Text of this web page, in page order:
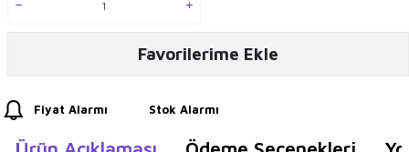
Favorilerime Ekle
Fiyat Alarmı Stok Alarmı